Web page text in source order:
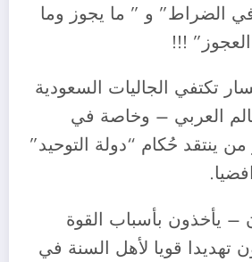
الضراط” و ” ما يجوز وما
!!!
تكتفي الجاليات السعودية
العربي – وخاصة في
من ينتقد حُكام “دولة التوحيد”
يأخذون بأسباب القوة
تهديدا قويا لأهل السنة في